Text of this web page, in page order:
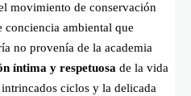
movimiento de conservación
conciencia ambiental que
no provenía de la academia
íntima y respetuosa de la vida
ciclos y la delicada